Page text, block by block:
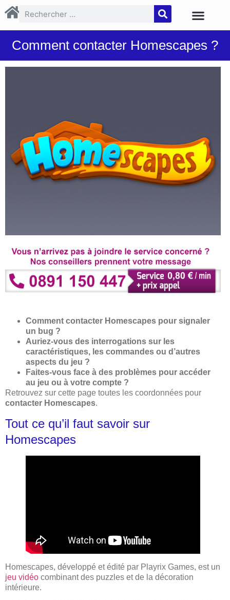
Comment contacter Homescapes ?
Comment contacter Homescapes pour signaler
un bug ?
Auriez-vous des interrogations sur les
caractéristiques, les commandes ou d’autres
aspects du jeu ?
Faites-vous face à des problèmes pour accéder
au jeu ou à votre compte ?
Retrouvez sur cette page toutes les coordonnées pour
contacter Homescapes.
Tout ce qu’il faut savoir sur
Homescapes
Homescapes, développé et édité par Playrix Games, est un
jeu vidéo combinant des puzzles et de la décoration
intérieure.